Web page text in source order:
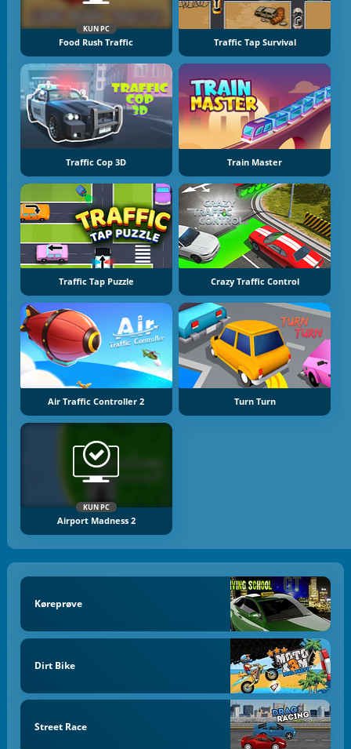
KUN PC
Food Rush Traffic Traffic Tap Survival
Traffic Cop 3D Train Master
Traffic Tap Puzzle Crazy Traffic Control
Air Traffic Controller 2 Turn Turn
KUN PC
Airport Madness 2
Køreprøve
Dirt Bike
Street Race